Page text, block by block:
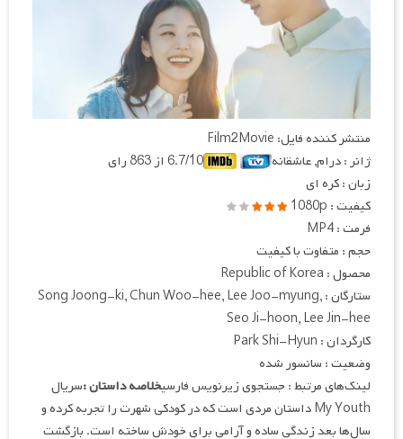
منتشر کننده فایل: Film2Movie
ژانر : درام, عاشقانه
6.7/10 از 863 رای
زبان : کره ای
کیفیت : 1080p
فرمت : MP4
حجم : متفاوت با کیفیت
محصول : Republic of Korea
ستارگان : Song Joong-ki, Chun Woo-hee, Lee Joo-myung,
Seo Ji-hoon, Lee Jin-hee
کارگردان : Park Shi-Hyun
وضعیت : سانسور شده
لینک‌های مرتبط : جستجوی زیرنویس فارسیخلاصه داستان :سریال
My Youth داستان مردی است که در کودکی شهرت را تجربه کرده و
سال‌ها بعد زندگی ساده و آرامی برای خودش ساخته است. بازگشت